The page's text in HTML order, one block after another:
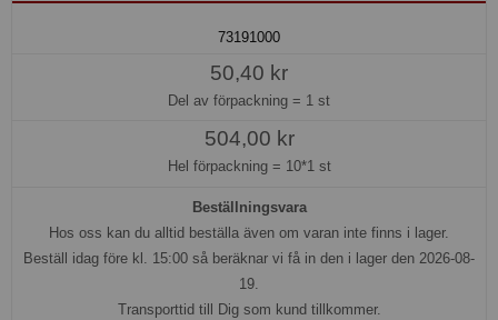
73191000
50,40 kr
Del av förpackning = 1 st
504,00 kr
Hel förpackning = 10*1 st
Beställningsvara
Hos oss kan du alltid beställa även om varan inte finns i lager.
Beställ idag före kl. 15:00 så beräknar vi få in den i lager den 2026-08-
19.
Transporttid till Dig som kund tillkommer.